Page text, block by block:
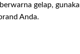
gelap,
Anda.